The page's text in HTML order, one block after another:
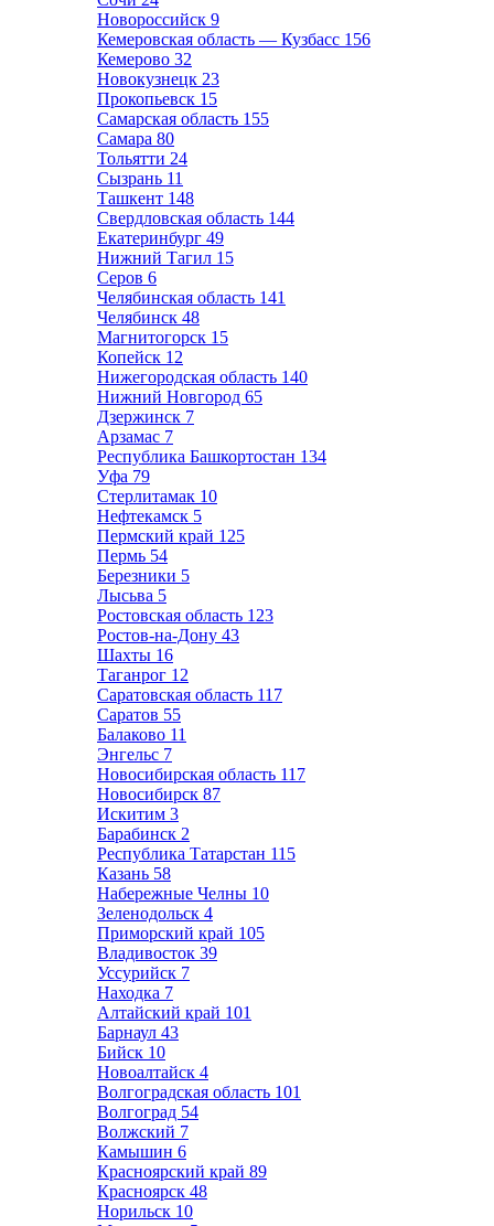
Новороссийск 9
Кемеровская область — Кузбасс 156
Кемерово 32
Новокузнецк 23
Прокопьевск 15
Самарская область 155
Самара 80
Тольятти 24
Сызрань 11
Ташкент 148
Свердловская область 144
Екатеринбург 49
Нижний Тагил 15
Серов 6
Челябинская область 141
Челябинск 48
Магнитогорск 15
Копейск 12
Нижегородская область 140
Нижний Новгород 65
Дзержинск 7
Арзамас 7
Республика Башкортостан 134
Уфа 79
Стерлитамак 10
Нефтекамск 5
Пермский край 125
Пермь 54
Березники 5
Лысьва 5
Ростовская область 123
Ростов-на-Дону 43
Шахты 16
Таганрог 12
Саратовская область 117
Саратов 55
Балаково 11
Энгельс 7
Новосибирская область 117
Новосибирск 87
Искитим 3
Барабинск 2
Республика Татарстан 115
Казань 58
Набережные Челны 10
Зеленодольск 4
Приморский край 105
Владивосток 39
Уссурийск 7
Находка 7
Алтайский край 101
Барнаул 43
Бийск 10
Новоалтайск 4
Волгоградская область 101
Волгоград 54
Волжский 7
Камышин 6
Красноярский край 89
Красноярск 48
Норильск 10